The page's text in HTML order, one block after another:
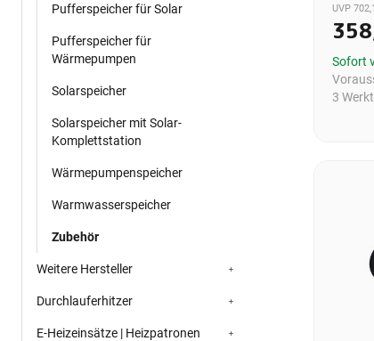
UVP
Sofort
3
Pufferspeicher für Solar
Pufferspeicher für
Wärmepumpen
Solarspeicher
Solarspeicher mit Solar-
Komplettstation
Wärmepumpenspeicher
Warmwasserspeicher
Zubehör
Weitere Hersteller
Durchlauferhitzer
E-Heizeinsätze | Heizpatronen